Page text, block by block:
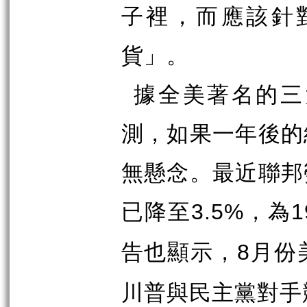
子裡，而應該針
貨」。
據全美著名的
測，如果一年後
無懸念。最近聯
已降至3.5% ，為
告也顯示， 8 月份
川普與民主黨對